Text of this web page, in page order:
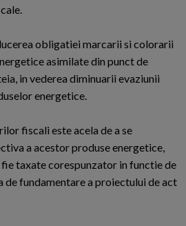
obligatiei marcarii si colorarii
asimilate din punct de
in vederea diminuarii evaziunii
energetice.
fiscali este acela de a se
a acestor produse energetice,
taxate corespunzator in functie de
de fundamentare a proiectului de act